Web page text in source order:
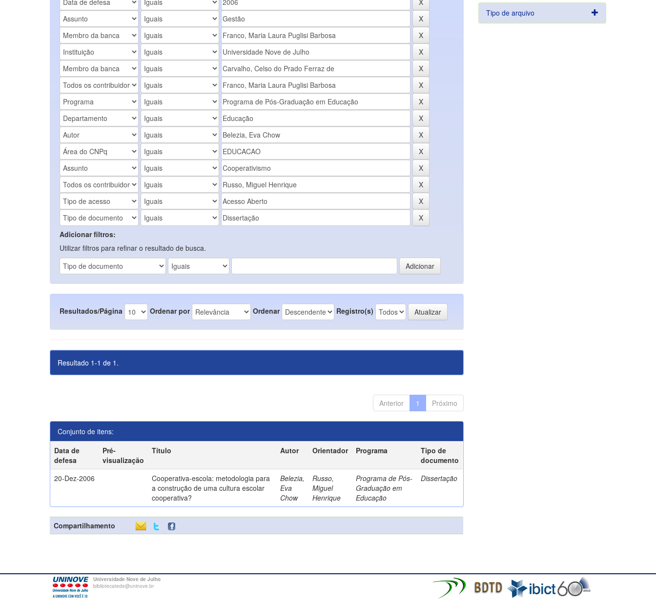
Adicionar filtros:
Utilizar filtros para refinar o resultado de busca.
Resultados/Página Ordenar por Ordenar Registro(s)
Resultado 1-1 de 1.
Anterior 1 Próximo
Conjunto de itens:
Data de
defesa
Pré-
visualização
Título Autor Orientador Programa
Tipo de
documento
20-Dez-2006
Cooperativa-escola: metodologia para
a construção de uma cultura escolar
cooperativa?
Belezia,
Eva
Chow
Russo,
Miguel
Henrique
Programa de Pós-
Graduação em
Educação
Dissertação
Compartilhamento
Tipo de arquivo
Universidade Nove de Julho
bibliotecatede@uninove.br